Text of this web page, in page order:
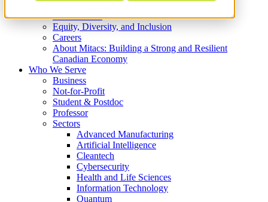
What We Do
Equity, Diversity, and Inclusion
Careers
About Mitacs: Building a Strong and Resilient
Canadian Economy
Who We Serve
Business
Not-for-Profit
Student & Postdoc
Professor
Sectors
Advanced Manufacturing
Artificial Intelligence
Cleantech
Cybersecurity
Health and Life Sciences
Information Technology
Quantum